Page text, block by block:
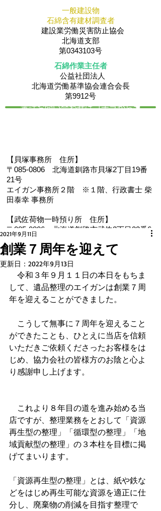
一般建設物
石綿含有建材調査者
建設業労働災害防止協会
北海道支部
第0343103号
石綿作業主任者
公益社団法人
​北海道労働基準協会連合会長
第9912号
電話お問い合わせはコチラから☚
【貝塚事務所 住所】
〒085-0806 北海道釧路市貝塚2丁目19番
21号
エイガン事務所２階
※１階、 行政書士 柴
田泰幸 事務所
【武佐荷物一時預り所 住所】
〒085-0806 北海道釧路市武佐2丁目22番6
【電 話・FAX】 ０１５４－３５－０９８７
【メール】 eigan@ab.auone-net.jp
【営業時間】 ９：００～１８：００
【定休日】 日曜､祝日
【インボイス登録番号】T1810632866930
メールお問い合わせはコチラから ☚
創業７周年を迎えて
2021年9月11日
更新日： 2022年9月13日
令和３年９月１１日の本日をもちま
して、遺品整理のエイガンは創業７周
年を迎えることができました。
こうして無事に７周年を迎えること
ができたことも、ひとえに当店を信頼
いただきご依頼くださったお客様をは
じめ、協力会社の皆様方のお陰と心よ
り感謝申し上げます。
これより８年目の道を進み始める当
店ですが、整理業務をとおして「資源
再生型の整理」「循環型の整理」「地
域貢献型の整理」の３本柱を目標に掲
げてまいります。
「資源再生型の整理」とは、紙や鉄な
どをはじめ再生可能な資源を適正に仕
分し、廃棄物の削減を目指す整理で